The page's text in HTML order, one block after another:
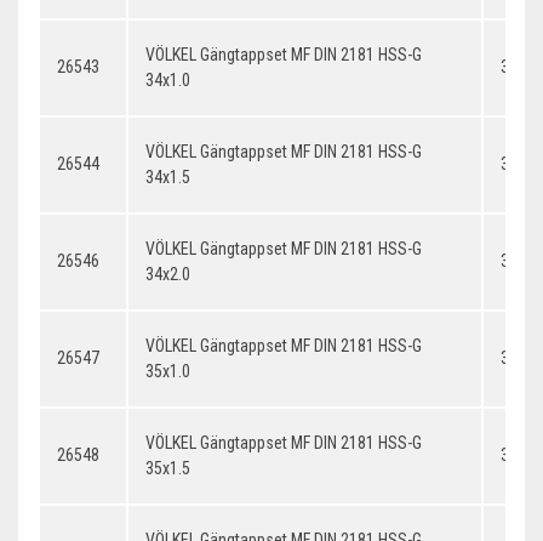
26543
VÖLKEL Gängtappset MF DIN 2181 HSS-G
34x1.0
26544
VÖLKEL Gängtappset MF DIN 2181 HSS-G
34x1.5
26546
VÖLKEL Gängtappset MF DIN 2181 HSS-G
34x2.0
26547
VÖLKEL Gängtappset MF DIN 2181 HSS-G
35x1.0
26548
VÖLKEL Gängtappset MF DIN 2181 HSS-G
35x1.5